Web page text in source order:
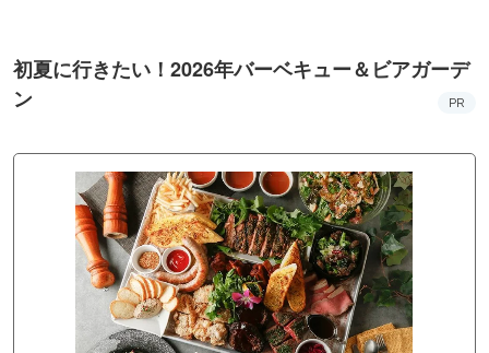
初夏に行きたい！2026年バーベキュー＆ビアガーデ
ン
PR